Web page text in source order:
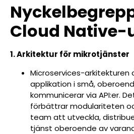
Cloud
1. Arkitektur för mikrotjänster
Microservices-arkitekturen
applikation i små,
kommunicerar via API:er.
förbättrar modulariteten
team att utveckla,
tjänst oberoende av